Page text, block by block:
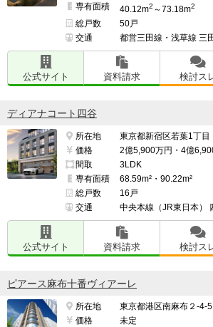
専有面積
40.12m2 ～73.18m2
総戸数
50戸
交通
都営三田線・浅草線 三
公式サイト 資料請求 検討ス
ディアナコート四谷
所在地
東京都新宿区若葉1丁目
価格
2億5,900万円・4億
間取
3LDK
専有面積
68.59m²・90.22m²
総戸数
16戸
交通
中央本線（JR東日本）
公式サイト 資料請求 検討ス
ピアース麻布十番ヴィアーレ
所在地
東京都港区南麻布２-4-
価格
未定